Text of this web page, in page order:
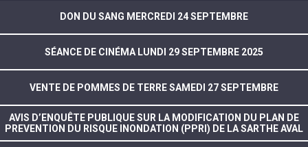
DON DU SANG MERCREDI 24 SEPTEMBRE
SÉANCE DE CINÉMA LUNDI 29 SEPTEMBRE 2025
VENTE DE POMMES DE TERRE SAMEDI 27 SEPTEMBRE
AVIS D’ENQUÊTE PUBLIQUE SUR LA MODIFICATION DU PLAN DE
PREVENTION DU RISQUE INONDATION (PPRI) DE LA SARTHE AVAL